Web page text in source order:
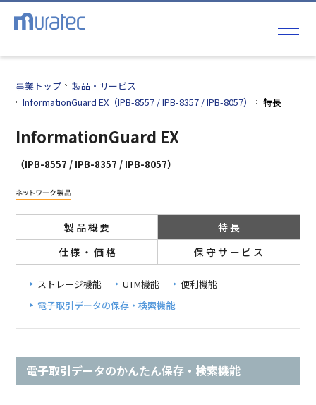
事業トップ
製品・サービス
InformationGuard EX（IPB-8557 / IPB-8357 / IPB-8057）
特長
InformationGuard EX
（IPB-8557 / IPB-8357 / IPB-8057）
製品概要
特長
仕様・価格
保守サービス
ストレージ機能 UTM機能
便利機能
電子取引データの保存・検索機能
電子取引データのかんたん保存・検索機能